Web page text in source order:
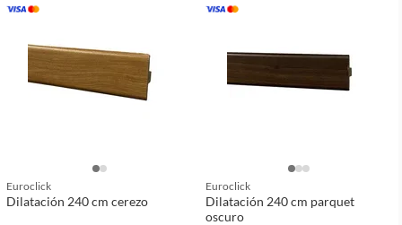
Euroclick
Dilatación 240 cm cerezo
Euroclick
Dilatación 240 cm parquet
oscuro